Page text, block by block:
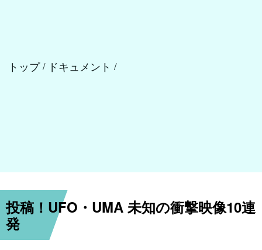
投稿！UFO・UMA 未知の衝撃映像10連
発
トップ / ドキュメント /